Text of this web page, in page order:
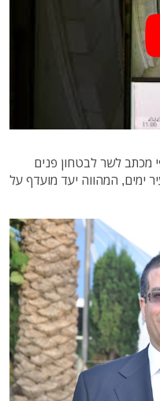
מכתב לשר לבטחון פנים
ימים, המהווה יעד מועדף על